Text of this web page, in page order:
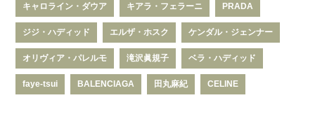
キャロライン・ダウア キアラ・フェラーニ PRADA
ジジ・ハディッド エルザ・ホスク ケンダル・ジェンナー
オリヴィア・パレルモ 滝沢眞規子 ベラ・ハディッド
faye-tsui BALENCIAGA 田丸麻紀 CELINE